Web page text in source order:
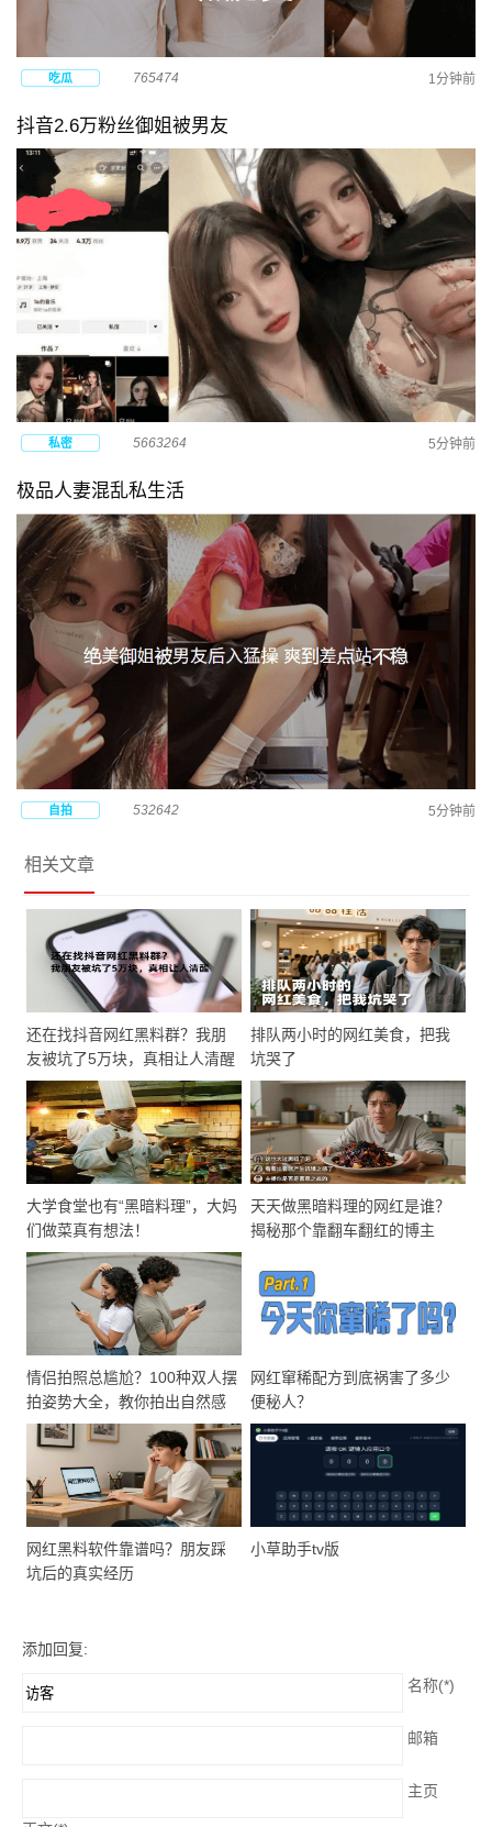
吃瓜 765474 1分钟前
抖音2.6万粉丝御姐被男友
私密 5663264 5分钟前
极品人妻混乱私生活
自拍 532642 5分钟前
相关文章
还在找抖音网红黑料群？我朋
友被坑了5万块，真相让人清醒
排队两小时的网红美食，把我
坑哭了
大学食堂也有“黑暗料理”，大妈
们做菜真有想法！
天天做黑暗料理的网红是谁？
揭秘那个靠翻车翻红的博主
情侣拍照总尴尬？100种双人摆
拍姿势大全，教你拍出自然感
网红窜稀配方到底祸害了多少
便秘人？
网红黑料软件靠谱吗？朋友踩
坑后的真实经历
小草助手tv版
添加回复:
名称(*)
邮箱
主页